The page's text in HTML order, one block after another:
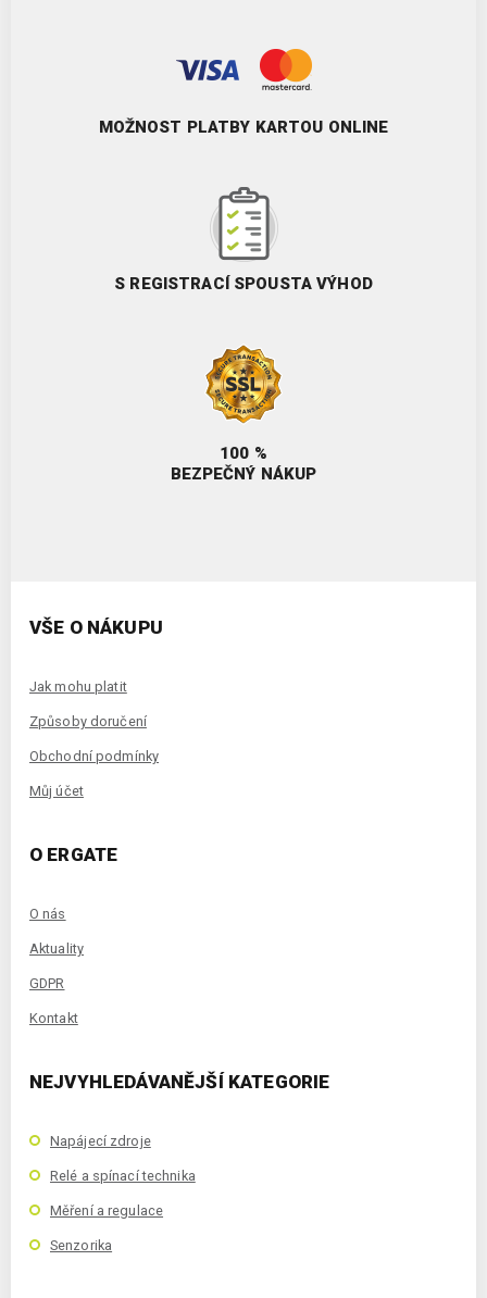
MOŽNOST PLATBY KARTOU ONLINE
S REGISTRACÍ SPOUSTA VÝHOD
100 %
BEZPEČNÝ NÁKUP
VŠE O NÁKUPU
Jak mohu platit
Způsoby doručení
Obchodní podmínky
Můj účet
O ERGATE
O nás
Aktuality
GDPR
Kontakt
NEJVYHLEDÁVANĚJŠÍ KATEGORIE
Napájecí zdroje
Relé a spínací technika
Měření a regulace
Senzorika